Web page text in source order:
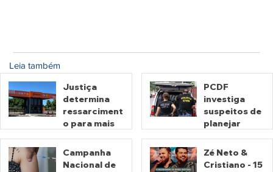
Leia também
Justiça
determina
ressarciment
o para mais
motoristas
por
há 2 dias
PCDF
investiga
suspeitos de
planejar
período
eleitoral
há 2 dias
Campanha
Nacional de
Zé Neto &
Cristiano - 15